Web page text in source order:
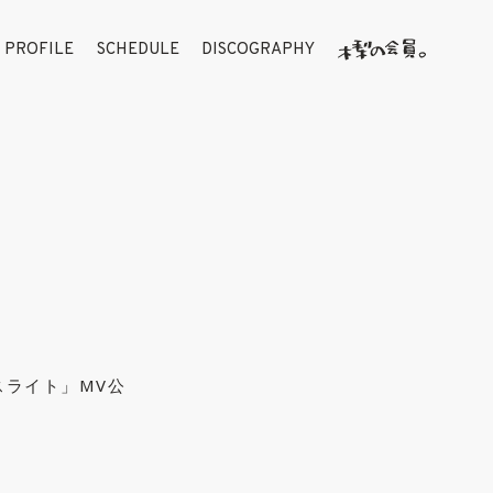
PROFILE SCHEDULE DISCOGRAPHY
イト」MV公